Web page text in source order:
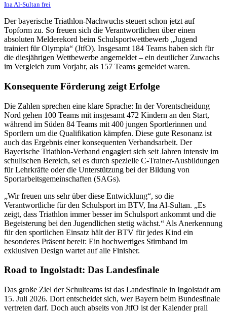
Ina Al-Sultan frei
Der bayerische Triathlon-Nachwuchs steuert schon jetzt auf
Topform zu. So freuen sich die Verantwortlichen über einen
absoluten Melderekord beim Schulsportwettbewerb „Jugend
trainiert für Olympia“ (JtfO). Insgesamt 184 Teams haben sich für
die diesjährigen Wettbewerbe angemeldet – ein deutlicher Zuwachs
im Vergleich zum Vorjahr, als 157 Teams gemeldet waren.
Konsequente Förderung zeigt Erfolge
Die Zahlen sprechen eine klare Sprache: In der Vorentscheidung
Nord gehen 100 Teams mit insgesamt 472 Kindern an den Start,
während im Süden 84 Teams mit 400 jungen Sportlerinnen und
Sportlern um die Qualifikation kämpfen. Diese gute Resonanz ist
auch das Ergebnis einer konsequenten Verbandsarbeit. Der
Bayerische Triathlon-Verband engagiert sich seit Jahren intensiv im
schulischen Bereich, sei es durch spezielle C-Trainer-Ausbildungen
für Lehrkräfte oder die Unterstützung bei der Bildung von
Sportarbeitsgemeinschaften (SAGs).
„Wir freuen uns sehr über diese Entwicklung“, so die
Verantwortliche für den Schulsport im BTV, Ina Al-Sultan. „Es
zeigt, dass Triathlon immer besser im Schulsport ankommt und die
Begeisterung bei den Jugendlichen stetig wächst.“ Als Anerkennung
für den sportlichen Einsatz hält der BTV für jedes Kind ein
besonderes Präsent bereit: Ein hochwertiges Stirnband im
exklusiven Design wartet auf alle Finisher.
Road to Ingolstadt: Das Landesfinale
Das große Ziel der Schulteams ist das Landesfinale in Ingolstadt am
15. Juli 2026. Dort entscheidet sich, wer Bayern beim Bundesfinale
vertreten darf. Doch auch abseits von JtfO ist der Kalender prall